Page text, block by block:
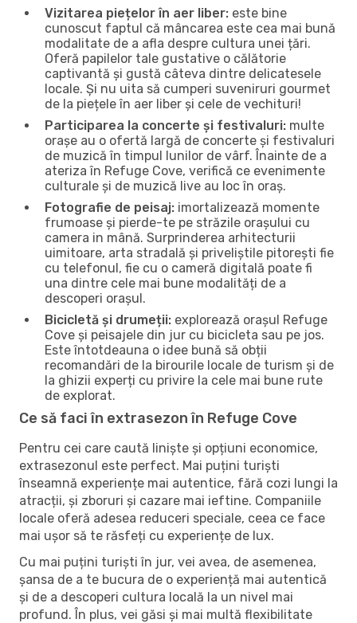
Vizitarea piețelor în aer liber: este bine
cunoscut faptul că mâncarea este cea mai bună
modalitate de a afla despre cultura unei țări.
Oferă papilelor tale gustative o călătorie
captivantă și gustă câteva dintre delicatesele
locale. Și nu uita să cumperi suveniruri gourmet
de la piețele în aer liber și cele de vechituri!
Participarea la concerte și festivaluri: multe
orașe au o ofertă largă de concerte și festivaluri
de muzică în timpul lunilor de vârf. Înainte de a
ateriza în Refuge Cove, verifică ce evenimente
culturale și de muzică live au loc în oraș.
Fotografie de peisaj: imortalizează momente
frumoase și pierde-te pe străzile orașului cu
camera in mână. Surprinderea arhitecturii
uimitoare, arta stradală și priveliștile pitorești fie
cu telefonul, fie cu o cameră digitală poate fi
una dintre cele mai bune modalități de a
descoperi orașul.
Bicicletă și drumeții: explorează orașul Refuge
Cove și peisajele din jur cu bicicleta sau pe jos.
Este întotdeauna o idee bună să obții
recomandări de la birourile locale de turism și de
la ghizii experți cu privire la cele mai bune rute
de explorat.
Ce să faci în extrasezon în Refuge Cove
Pentru cei care caută liniște și opțiuni economice,
extrasezonul este perfect. Mai puțini turiști
înseamnă experiențe mai autentice, fără cozi lungi la
atracții, și zboruri și cazare mai ieftine. Companiile
locale oferă adesea reduceri speciale, ceea ce face
mai ușor să te răsfeți cu experiențe de lux.
Cu mai puțini turiști în jur, vei avea, de asemenea,
șansa de a te bucura de o experiență mai autentică
și de a descoperi cultura locală la un nivel mai
profund. În plus, vei găsi și mai multă flexibilitate